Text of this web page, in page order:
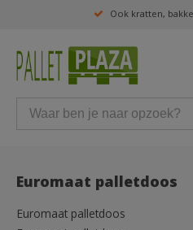
Ook kratten,
Euromaat palletdoos
Euromaat palletdoos